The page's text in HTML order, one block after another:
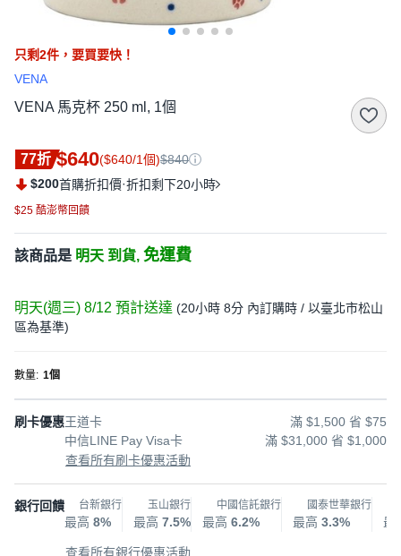
只剩2件， 要買要快！
VENA
VENA 馬克杯 250 ml, 1個
77折 $640($640/1個)$840
$200首購折扣價·折扣剩下20小時
$25 酷澎幣回饋
該商品是 明天 到貨, 免運費
明天(週三) 8/12 預計送達 (20小時 8分 內訂購時 / 以臺北市松山
區為基準)
數量: 1個
刷卡優惠王道卡
滿 $1,500 省 $75
中信LINE Pay Visa卡
滿 $31,000 省 $1,000
查看所有刷卡優惠活動
銀行回饋 台新銀行
最高 8%
玉山銀行
最高 7.5%
中國信託銀行
最高 6.2%
國泰世華銀行
最高 3.3% 最
查看所有銀行優惠活動